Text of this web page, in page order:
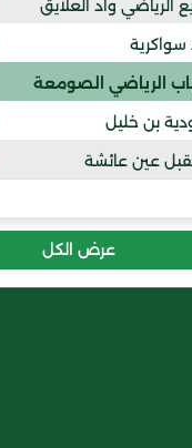
الرياضي واد العلايق
سواكرية
الرياضي الصومعة
بن خليل
عين عائشة
عرض الكل